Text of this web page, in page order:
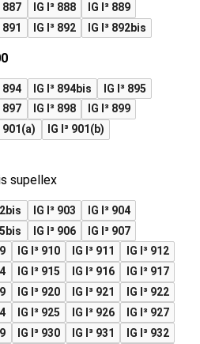
887 IG I³ 888
IG I³ 889
891 IG I³ 892 IG I³ 892bis
894 IG I³ 894bis
IG I³ 895
897 IG I³ 898
IG I³ 899
901(a)
IG I³ 901(b)
supellex
IG I³ 903
IG I³ 904
IG I³ 906
IG I³ 907
IG I³ 910 IG I³ 911
IG I³ 912
IG I³ 915 IG I³ 916
IG I³ 917
IG I³ 920 IG I³ 921
IG I³ 922
IG I³ 925 IG I³ 926
IG I³ 927
IG I³ 930 IG I³ 931
IG I³ 932